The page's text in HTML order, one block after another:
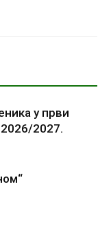
у први
2027.